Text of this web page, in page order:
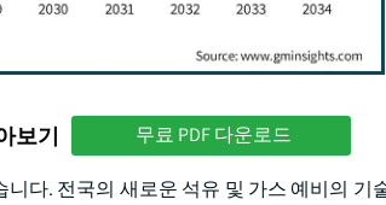
보기 무료 PDF 다운로드
니다. 전국의 새로운 석유 및 가스 예비의 기